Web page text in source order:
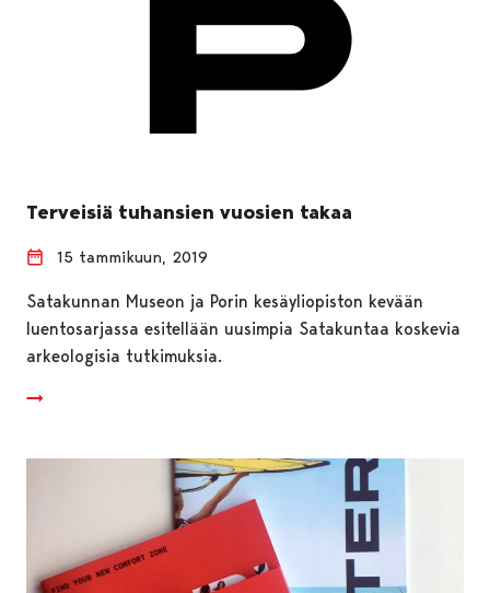
Terveisiä tuhansien vuosien takaa
15 tammikuun, 2019
Satakunnan Museon ja Porin kesäyliopiston kevään
luentosarjassa esitellään uusimpia Satakuntaa koskevia
arkeologisia tutkimuksia.